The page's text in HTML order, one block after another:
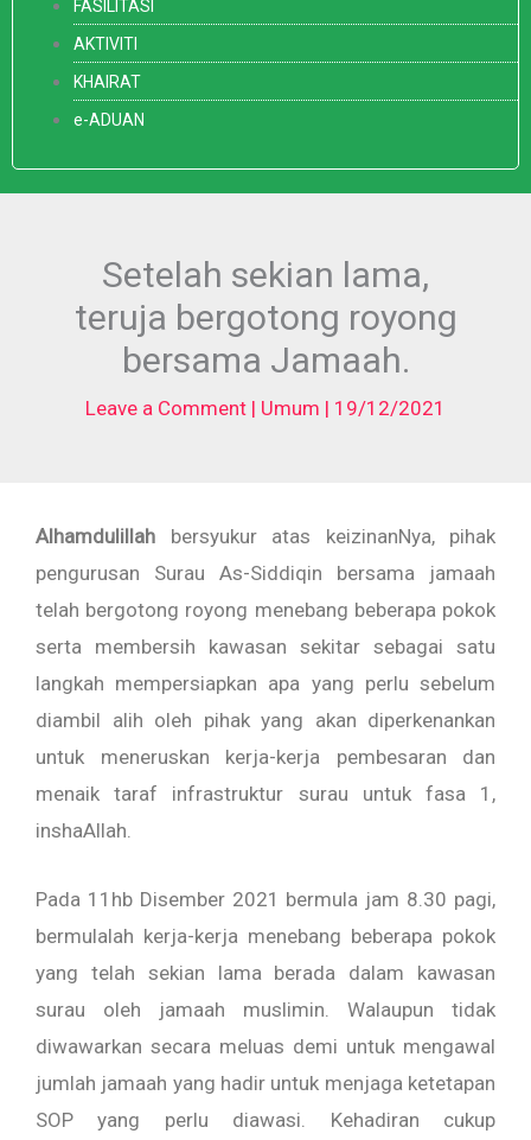
FASILITASI
AKTIVITI
KHAIRAT
e-ADUAN
Setelah sekian lama,
teruja bergotong royong
bersama Jamaah.
Leave a Comment | Umum | 19/12/2021
Alhamdulillah bersyukur atas keizinanNya, pihak
pengurusan Surau As-Siddiqin bersama jamaah
telah bergotong royong menebang beberapa pokok
serta membersih kawasan sekitar sebagai satu
langkah mempersiapkan apa yang perlu sebelum
diambil alih oleh pihak yang akan diperkenankan
untuk meneruskan kerja-kerja pembesaran dan
menaik taraf infrastruktur surau untuk fasa 1,
inshaAllah.
Pada 11hb Disember 2021 bermula jam 8.30 pagi,
bermulalah kerja-kerja menebang beberapa pokok
yang telah sekian lama berada dalam kawasan
surau oleh jamaah muslimin. Walaupun tidak
diwawarkan secara meluas demi untuk mengawal
jumlah jamaah yang hadir untuk menjaga ketetapan
SOP yang perlu diawasi. Kehadiran cukup